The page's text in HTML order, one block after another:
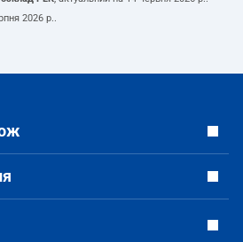
2026 р..